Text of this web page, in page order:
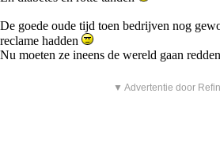
De goede oude tijd toen bedrijven nog
reclame hadden
Nu moeten ze ineens de wereld gaan
▼ Advertentie door